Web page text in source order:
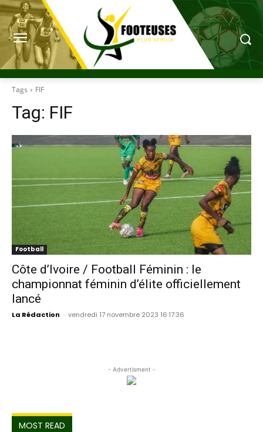
Tags FIF
Tag: FIF
Football
Côte d’Ivoire / Football Féminin : le
championnat féminin d’élite officiellement
lancé
La Rédaction - vendredi 17 novembre 2023 16:17:36
- Advertisment -
MOST READ